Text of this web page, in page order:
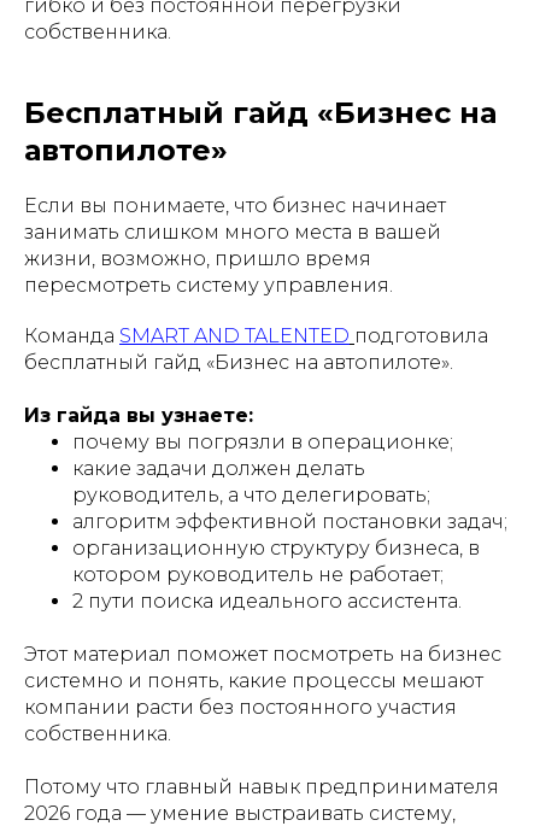
гибко и без постоянной перегрузки
собственника.
Бесплатный гайд «Бизнес на
автопилоте»
Если вы понимаете, что бизнес начинает
занимать слишком много места в вашей
жизни, возможно, пришло время
пересмотреть систему управления.
Команда SMART AND TALENTED подготовила
бесплатный гайд «Бизнес на автопилоте».
Из гайда вы узнаете:
почему вы погрязли в операционке;
какие задачи должен делать
руководитель, а что делегировать;
алгоритм эффективной постановки задач;
организационную структуру бизнеса, в
котором руководитель не работает;
2 пути поиска идеального ассистента.
Этот материал поможет посмотреть на бизнес
системно и понять, какие процессы мешают
компании расти без постоянного участия
собственника.
Потому что главный навык предпринимателя
2026 года — умение выстраивать систему,